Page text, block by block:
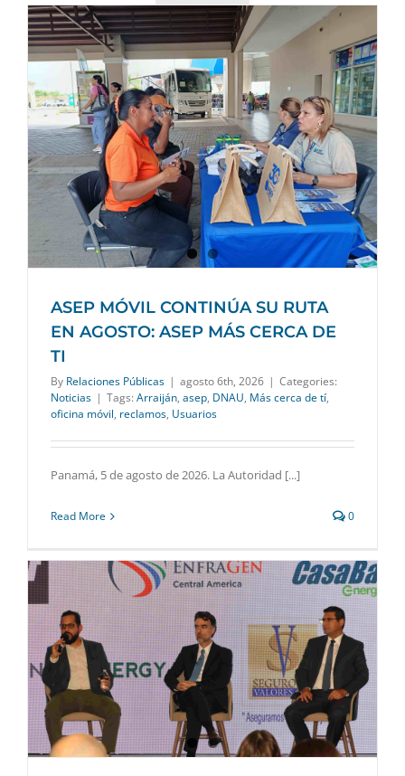
ASEP MÓVIL CONTINÚA SU RUTA
EN AGOSTO: ASEP MÁS CERCA DE
TI
By Relaciones Públicas | agosto 6th, 2026 | Categories:
Noticias | Tags: Arraiján, asep, DNAU, Más cerca de tí,
oficina móvil, reclamos, Usuarios
Panamá, 5 de agosto de 2026. La Autoridad [...]
Read More 0